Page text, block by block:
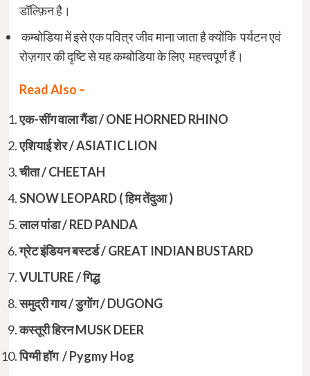
डॉल्फ़िन है।
कम्बोडिया में इसे एक पवित्र जीव माना जाता है क्योंकि पर्यटन एवं
रोज़गार की दृष्टि से यह कम्बोडिया के लिए महत्त्वपूर्ण हैं।
Read Also –
एक-सींग वाला गैंडा / ONE HORNED RHINO
एशियाई शेर / ASIATIC LION
चीता / CHEETAH
SNOW LEOPARD ( हिम तेंदुआ )
लाल पांडा / RED PANDA
ग्रेट इंडियन बस्टर्ड / GREAT INDIAN BUSTARD
VULTURE / गिद्ध
समुद्री गाय / डुगोंग / DUGONG
कस्तूरी हिरन MUSK DEER
पिग्मी हॉग / Pygmy Hog